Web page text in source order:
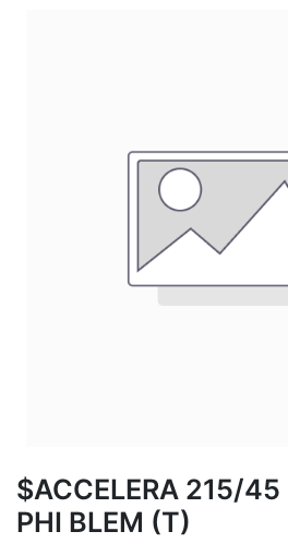
$ACCELERA 215/45
PHI BLEM (T)